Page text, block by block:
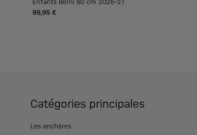
Enfants Berni 80 cm 2026-27
99,95 €
Catégories principales
Les enchères